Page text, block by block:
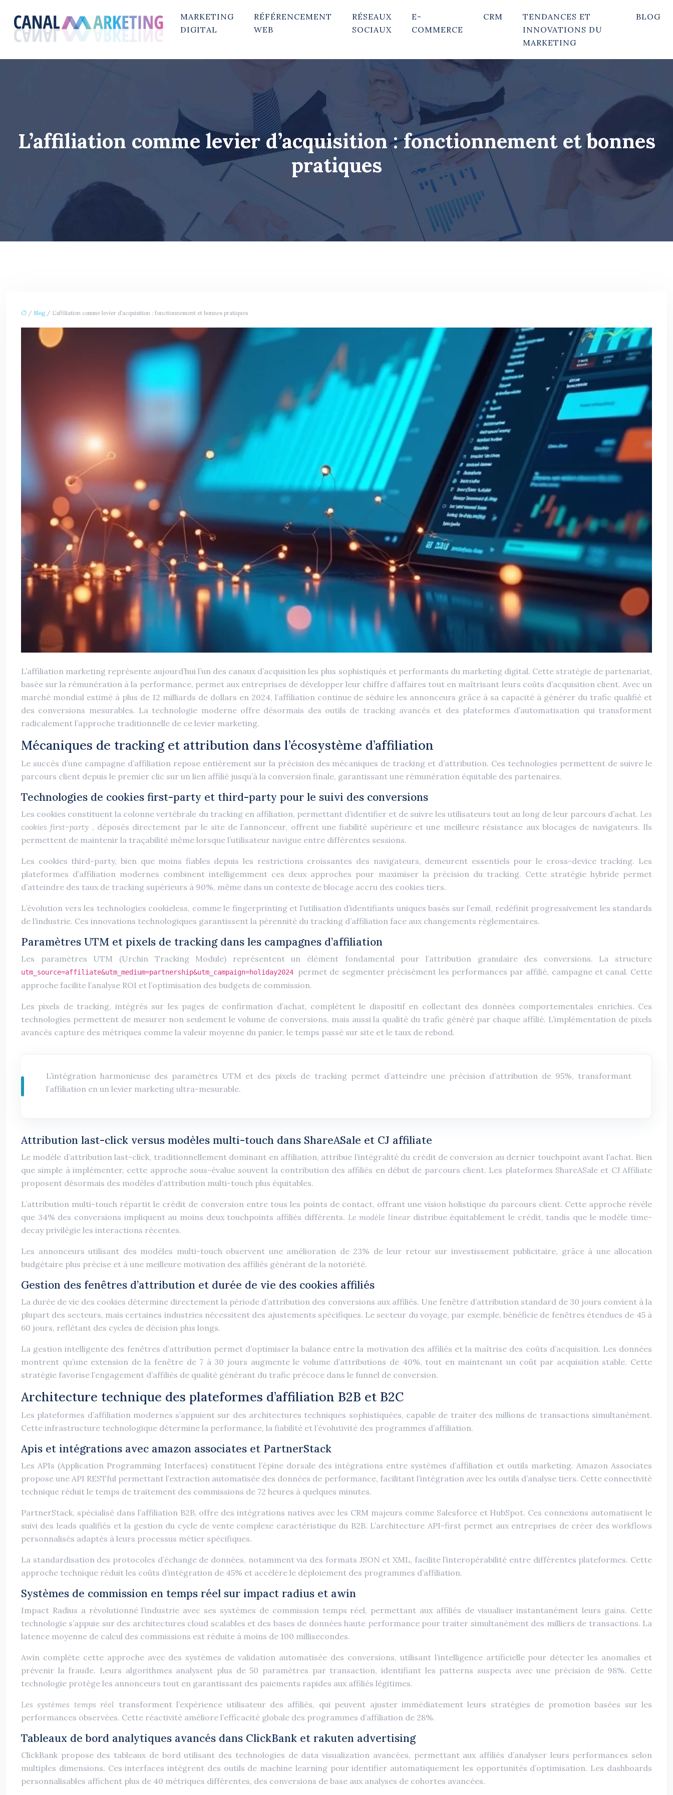
MARKETING
DIGITAL
RÉFÉRENCEMENT
WEB
RÉSEAUX
SOCIAUX
E-
COMMERCE
CRM
TENDANCES ET
INNOVATIONS DU
MARKETING
BLOG
L’affiliation comme levier d’acquisition : fonctionnement et bonnes
pratiques
/ Blog/ L’affiliation comme levier d’acquisition : fonctionnement et bonnes pratiques
L’affiliation marketing représente aujourd’hui l’un des canaux d’acquisition les plus sophistiqués et performants du marketing digital. Cette stratégie de partenariat,
basée sur la rémunération à la performance, permet aux entreprises de développer leur chiffre d’affaires tout en maîtrisant leurs coûts d’acquisition client. Avec un
marché mondial estimé à plus de 12 milliards de dollars en 2024, l’affiliation continue de séduire les annonceurs grâce à sa capacité à générer du trafic qualifié et
des conversions mesurables. La technologie moderne offre désormais des outils de tracking avancés et des plateformes d’automatisation qui transforment
radicalement l’approche traditionnelle de ce levier marketing.
Mécaniques de tracking et attribution dans l’écosystème d’affiliation
Le succès d’une campagne d’affiliation repose entièrement sur la précision des mécaniques de tracking et d’attribution. Ces technologies permettent de suivre le
parcours client depuis le premier clic sur un lien affilié jusqu’à la conversion finale, garantissant une rémunération équitable des partenaires.
Technologies de cookies first-party et third-party pour le suivi des conversions
Les cookies constituent la colonne vertébrale du tracking en affiliation, permettant d’identifier et de suivre les utilisateurs tout au long de leur parcours d’achat. Les
cookies first-party , déposés directement par le site de l’annonceur, offrent une fiabilité supérieure et une meilleure résistance aux blocages de navigateurs. Ils
permettent de maintenir la traçabilité même lorsque l’utilisateur navigue entre différentes sessions.
Les cookies third-party, bien que moins fiables depuis les restrictions croissantes des navigateurs, demeurent essentiels pour le cross-device tracking. Les
plateformes d’affiliation modernes combinent intelligemment ces deux approches pour maximiser la précision du tracking. Cette stratégie hybride permet
d’atteindre des taux de tracking supérieurs à 90%, même dans un contexte de blocage accru des cookies tiers.
L’évolution vers les technologies cookieless, comme le fingerprinting et l’utilisation d’identifiants uniques basés sur l’email, redéfinit progressivement les standards
de l’industrie. Ces innovations technologiques garantissent la pérennité du tracking d’affiliation face aux changements réglementaires.
Paramètres UTM et pixels de tracking dans les campagnes d’affiliation
Les paramètres UTM (Urchin Tracking Module) représentent un élément fondamental pour l’attribution granulaire des conversions. La structure
utm_source=affiliate&utm_medium=partnership&utm_campaign=holiday2024 permet de segmenter précisément les performances par affilié, campagne et canal. Cette
approche facilite l’analyse ROI et l’optimisation des budgets de commission.
Les pixels de tracking, intégrés sur les pages de confirmation d’achat, complètent le dispositif en collectant des données comportementales enrichies. Ces
technologies permettent de mesurer non seulement le volume de conversions, mais aussi la qualité du trafic généré par chaque affilié. L’implémentation de pixels
avancés capture des métriques comme la valeur moyenne du panier, le temps passé sur site et le taux de rebond.
L’intégration harmonieuse des paramètres UTM et des pixels de tracking permet d’atteindre une précision d’attribution de 95%, transformant
l’affiliation en un levier marketing ultra-mesurable.
Attribution last-click versus modèles multi-touch dans ShareASale et CJ affiliate
Le modèle d’attribution last-click, traditionnellement dominant en affiliation, attribue l’intégralité du crédit de conversion au dernier touchpoint avant l’achat. Bien
que simple à implémenter, cette approche sous-évalue souvent la contribution des affiliés en début de parcours client. Les plateformes ShareASale et CJ Affiliate
proposent désormais des modèles d’attribution multi-touch plus équitables.
L’attribution multi-touch répartit le crédit de conversion entre tous les points de contact, offrant une vision holistique du parcours client. Cette approche révèle
que 34% des conversions impliquent au moins deux touchpoints affiliés différents. Le modèle linear distribue équitablement le crédit, tandis que le modèle time-
decay privilégie les interactions récentes.
Les annonceurs utilisant des modèles multi-touch observent une amélioration de 23% de leur retour sur investissement publicitaire, grâce à une allocation
budgétaire plus précise et à une meilleure motivation des affiliés générant de la notoriété.
Gestion des fenêtres d’attribution et durée de vie des cookies affiliés
La durée de vie des cookies détermine directement la période d’attribution des conversions aux affiliés. Une fenêtre d’attribution standard de 30 jours convient à la
plupart des secteurs, mais certaines industries nécessitent des ajustements spécifiques. Le secteur du voyage, par exemple, bénéficie de fenêtres étendues de 45 à
60 jours, reflétant des cycles de décision plus longs.
La gestion intelligente des fenêtres d’attribution permet d’optimiser la balance entre la motivation des affiliés et la maîtrise des coûts d’acquisition. Les données
montrent qu’une extension de la fenêtre de 7 à 30 jours augmente le volume d’attributions de 40%, tout en maintenant un coût par acquisition stable. Cette
stratégie favorise l’engagement d’affiliés de qualité générant du trafic précoce dans le funnel de conversion.
Architecture technique des plateformes d’affiliation B2B et B2C
Les plateformes d’affiliation modernes s’appuient sur des architectures techniques sophistiquées, capable de traiter des millions de transactions simultanément.
Cette infrastructure technologique détermine la performance, la fiabilité et l’évolutivité des programmes d’affiliation.
Apis et intégrations avec amazon associates et PartnerStack
Les APIs (Application Programming Interfaces) constituent l’épine dorsale des intégrations entre systèmes d’affiliation et outils marketing. Amazon Associates
propose une API RESTful permettant l’extraction automatisée des données de performance, facilitant l’intégration avec les outils d’analyse tiers. Cette connectivité
technique réduit le temps de traitement des commissions de 72 heures à quelques minutes.
PartnerStack, spécialisé dans l’affiliation B2B, offre des intégrations natives avec les CRM majeurs comme Salesforce et HubSpot. Ces connexions automatisent le
suivi des leads qualifiés et la gestion du cycle de vente complexe caractéristique du B2B. L’architecture API-first permet aux entreprises de créer des workflows
personnalisés adaptés à leurs processus métier spécifiques.
La standardisation des protocoles d’échange de données, notamment via des formats JSON et XML, facilite l’interopérabilité entre différentes plateformes. Cette
approche technique réduit les coûts d’intégration de 45% et accélère le déploiement des programmes d’affiliation.
Systèmes de commission en temps réel sur impact radius et awin
Impact Radius a révolutionné l’industrie avec ses systèmes de commission temps réel, permettant aux affiliés de visualiser instantanément leurs gains. Cette
technologie s’appuie sur des architectures cloud scalables et des bases de données haute performance pour traiter simultanément des milliers de transactions. La
latence moyenne de calcul des commissions est réduite à moins de 100 millisecondes.
Awin complète cette approche avec des systèmes de validation automatisée des conversions, utilisant l’intelligence artificielle pour détecter les anomalies et
prévenir la fraude. Leurs algorithmes analysent plus de 50 paramètres par transaction, identifiant les patterns suspects avec une précision de 98%. Cette
technologie protège les annonceurs tout en garantissant des paiements rapides aux affiliés légitimes.
Les systèmes temps réel transforment l’expérience utilisateur des affiliés, qui peuvent ajuster immédiatement leurs stratégies de promotion basées sur les
performances observées. Cette réactivité améliore l’efficacité globale des programmes d’affiliation de 28%.
Tableaux de bord analytiques avancés dans ClickBank et rakuten advertising
ClickBank propose des tableaux de bord utilisant des technologies de data visualization avancées, permettant aux affiliés d’analyser leurs performances selon
multiples dimensions. Ces interfaces intègrent des outils de machine learning pour identifier automatiquement les opportunités d’optimisation. Les dashboards
personnalisables affichent plus de 40 métriques différentes, des conversions de base aux analyses de cohortes avancées.